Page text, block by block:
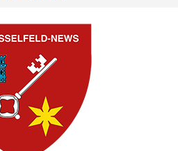
in Bernroth schnell unter
bietet Online-Anmeldung für
an
im Wert von 600 Euro